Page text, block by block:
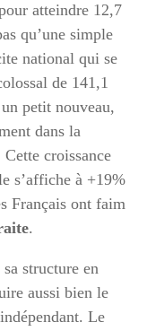
atteindre 12,7
qu’une simple
national qui se
de 141,1
petit nouveau,
dans la
croissance
s’affiche à +19%
Français ont faim
.
structure en
aussi bien le
Le